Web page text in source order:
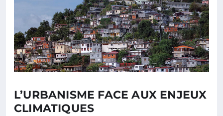
L’URBANISME FACE AUX ENJEUX
CLIMATIQUES